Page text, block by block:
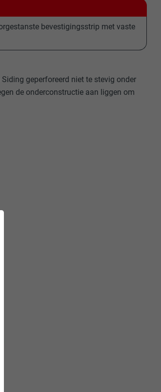
bevestigingsstrip met vaste
geperforeerd niet te stevig onder
de onderconstructie aan liggen om